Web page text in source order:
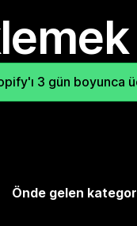
3 gün boyunca
Önde gelen